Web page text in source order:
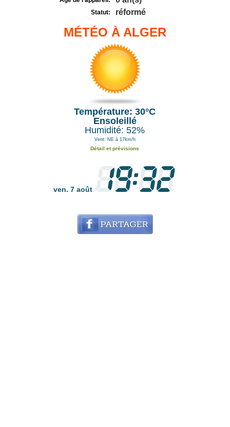
Statut: réformé
MÉTÉO À ALGER
Température: 30°C
Ensoleillé
Humidité: 52%
Vent: NE à 17km/h
Détail et prévisions
ven. 7 août